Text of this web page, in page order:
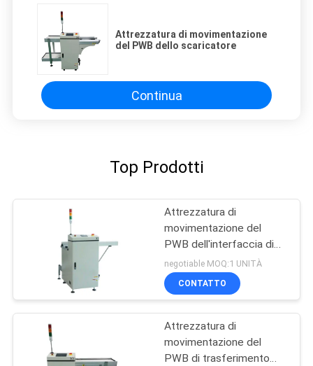
Attrezzatura di movimentazione
del PWB dello scaricatore
Continua
Top Prodotti
Attrezzatura di
movimentazione del
PWB dell'interfaccia di
SMEMA
negotiable MOQ:1 UNITÀ
CONTATTO
Attrezzatura di
movimentazione del
PWB di trasferimento